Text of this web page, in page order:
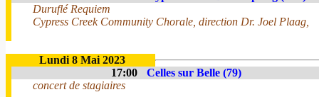
Duruflé Requiem
Cypress Creek Community Chorale, direction Dr. Joel Plaag,
Lundi 8 Mai 2023
17:00
Celles sur Belle (79)
concert de stagiaires